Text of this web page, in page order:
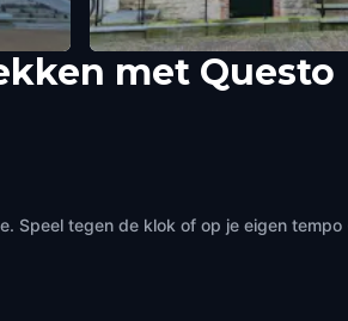
Templars House
met Questo
tegen de klok of op je eigen tempo